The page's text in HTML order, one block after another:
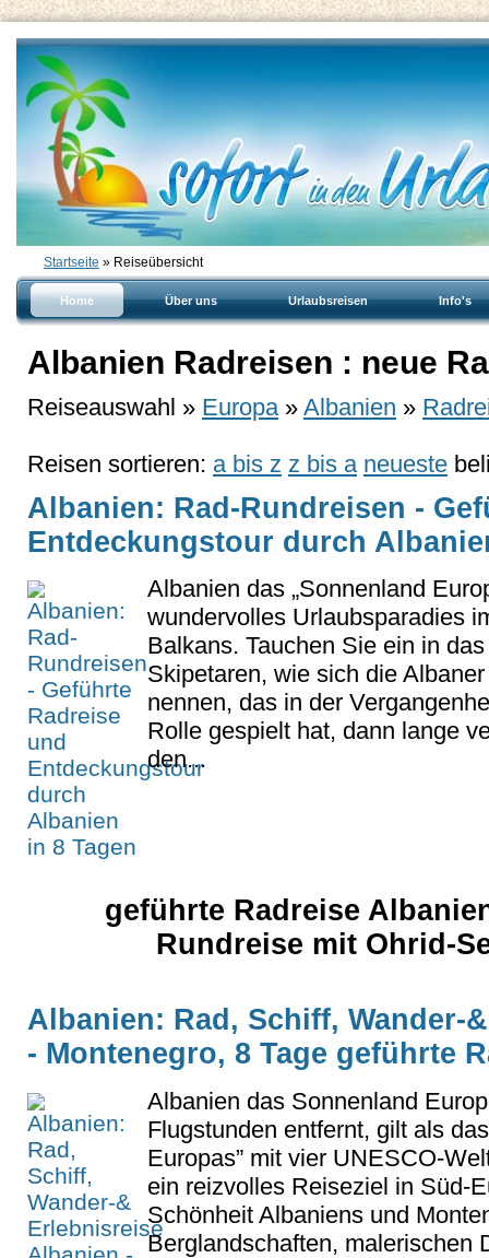
Startseite » Reiseübersicht
Home Über uns Urlaubsreisen Info's
Albanien Radreisen : neue
Reiseauswahl » Europa » Albanien »
Reisen sortieren: a bis z z bis a neueste
Albanien: Rad-Rundreisen -
Entdeckungstour durch
Albanien das „Sonnenland
wundervolles Urlaubsparadies
Balkans. Tauchen Sie ein in
Skipetaren, wie sich die
nennen, das in der
Rolle gespielt hat, dann lange
den...
geführte Radreise
Rundreise mit Ohrid-
Albanien: Rad, Schiff, Wander-
- Montenegro, 8 Tage geführte
Albanien das Sonnenland
Flugstunden entfernt, gilt als
Europas” mit vier UNESCO-
ein reizvolles Reiseziel in Süd-
Schönheit Albaniens und
Berglandschaften, malerischen